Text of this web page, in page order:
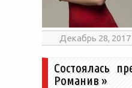
Декабрь 28,
Состоялась
Романив»